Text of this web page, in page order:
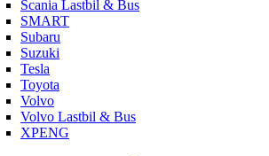
Scania Lastbil & Bus
SMART
Subaru
Suzuki
Tesla
Toyota
Volvo
Volvo Lastbil & Bus
XPENG